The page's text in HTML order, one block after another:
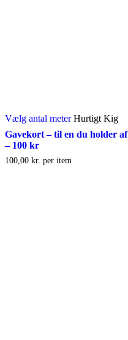
Vælg antal meter Hurtigt Kig
Gavekort – til en du holder af
– 100 kr
100,00 kr. per item